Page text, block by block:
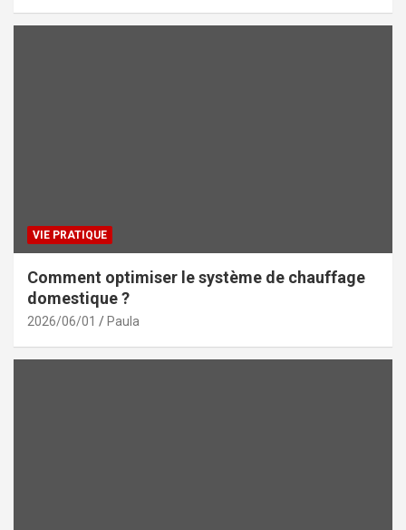
VIE PRATIQUE
Comment optimiser le système de chauffage
domestique ?
2026/06/01 Paula